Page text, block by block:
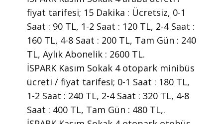
fiyat tarifesi; 15 Dakika : Ücretsiz, 0-1
Saat : 90 TL, 1-2 Saat : 120 TL, 2-4 Saat :
160 TL, 4-8 Saat : 200 TL, Tam Gün : 240
TL, Aylık Abonelik : 2600 TL.
İSPARK Kasım Sokak 4 otopark minibüs
ücreti / fiyat tarifesi; 0-1 Saat : 180 TL,
1-2 Saat : 240 TL, 2-4 Saat : 320 TL, 4-8
Saat : 400 TL, Tam Gün : 480 TL,.